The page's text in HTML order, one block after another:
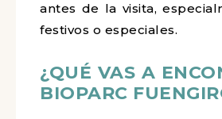
antes de la visita,
festivos o especiales.
¿QUÉ VAS A
BIOPARC